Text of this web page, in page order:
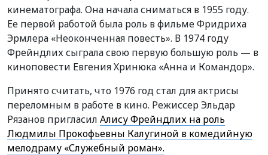
кинематографа. Она начала сниматься в 1955 году.
Ее первой работой была роль в фильме Фридриха
Эрмлера «Неоконченная повесть». В 1974 году
Фрейндлих сыграла свою первую большую роль — в
киноповести Евгения Хринюка «Анна и Командор».
Принято считать, что 1976 год стал для актрисы
переломным в работе в кино. Режиссер Эльдар
Рязанов пригласил Алису Фрейндлих на роль
Людмилы Прокофьевны Калугиной в комедийную
мелодраму «Служебный роман».